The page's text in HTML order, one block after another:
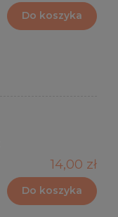
Do koszyka
14,00 zł
Do koszyka